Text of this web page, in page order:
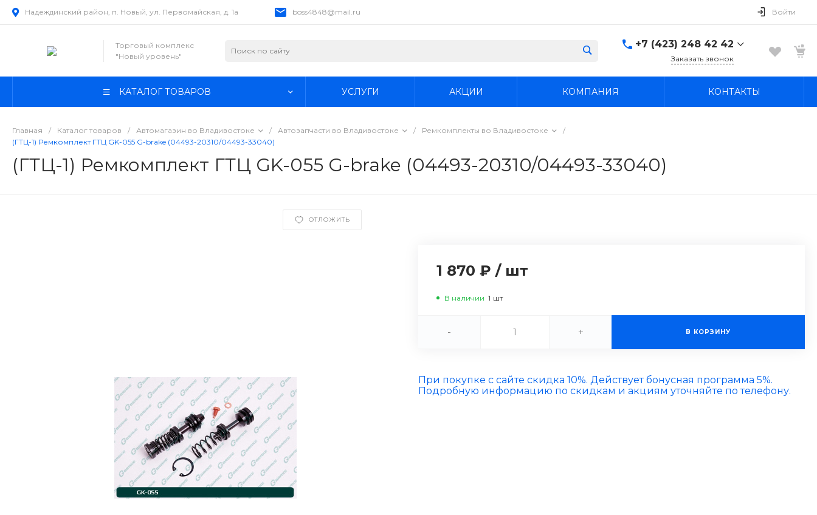
Надеждинский район, п. Новый, ул. Первомайская, д. 1а boss4848@mail.ru Войти
Торговый комплекс
"Новый уровень"
+7 (423) 248 42 42
Надеждинский район, п.
Заказать звонок
КАТАЛОГ ТОВАРОВ УСЛУГИ АКЦИИ КОМПАНИЯ КОНТАКТЫ
Главная / Каталог товаров / Автомагазин во Владивостоке / Автозапчасти во Владивостоке / Ремкомплекты во Владивостоке
/
(ГТЦ-1) Ремкомплект ГТЦ GK-055 G-brake (04493-20310/04493-33040)
(ГТЦ-1) Ремкомплект ГТЦ GK-055 G-brake (04493-20310/04493-33040)
ОТЛОЖИТЬ
1 870 ₽ / шт
В наличии 1 шт
- + В КОРЗИНУ
При покупке с сайте скидка 10%. Действует бонусная программа 5%.
Подробную информацию по скидкам и акциям уточняйте по телефону.